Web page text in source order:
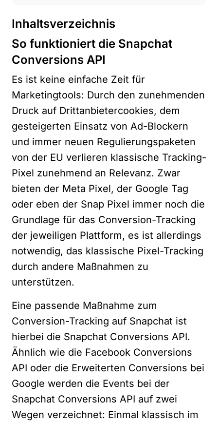
Inhaltsverzeichnis
So funktioniert die Snapchat
Conversions API
Es ist keine einfache Zeit für
Marketingtools: Durch den zunehmenden
Druck auf Drittanbietercookies, dem
gesteigerten Einsatz von Ad-Blockern
und immer neuen Regulierungspaketen
von der EU verlieren klassische Tracking-
Pixel zunehmend an Relevanz. Zwar
bieten der Meta Pixel, der Google Tag
oder eben der Snap Pixel immer noch die
Grundlage für das Conversion-Tracking
der jeweiligen Plattform, es ist allerdings
notwendig, das klassische Pixel-Tracking
durch andere Maßnahmen zu
unterstützen.
Eine passende Maßnahme zum
Conversion-Tracking auf Snapchat ist
hierbei die Snapchat Conversions API.
Ähnlich wie die Facebook Conversions
API oder die Erweiterten Conversions bei
Google werden die Events bei der
Snapchat Conversions API auf zwei
Wegen verzeichnet: Einmal klassisch im